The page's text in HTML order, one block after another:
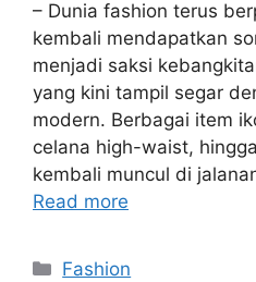
– Dunia fashion terus
kembali mendapatkan
menjadi saksi
yang kini tampil segar
modern. Berbagai item
celana high-waist,
kembali muncul di
Read more
Categories
Fashion